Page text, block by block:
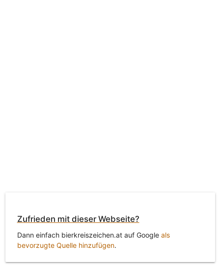
Zufrieden mit dieser Webseite?
Dann einfach bierkreiszeichen.at auf Google als
bevorzugte Quelle hinzufügen.